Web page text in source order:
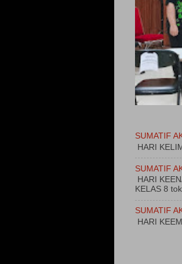
SUMATIF
HARI
SUMATIF
HARI
KELAS 8
SUMATIF
HARI